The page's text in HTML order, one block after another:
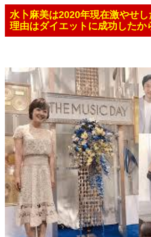
水卜麻美は2020年現在激やせし
理由はダイエットに成功したか